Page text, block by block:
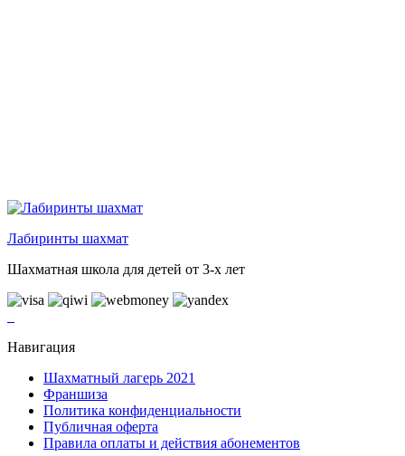
Лабиринты шахмат
Шахматная школа для детей от 3-х лет
Навигация
Шахматный лагерь 2021
Франшиза
Политика конфиденциальности
Публичная оферта
Правила оплаты и действия абонементов